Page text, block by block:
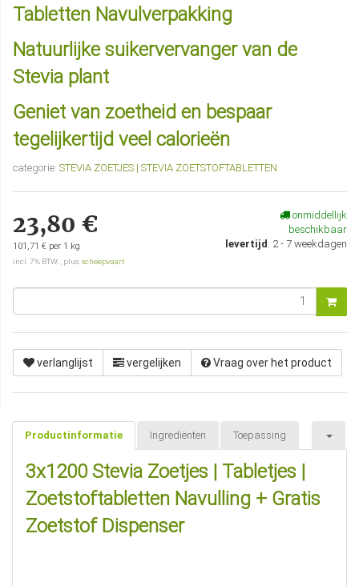
Tabletten Navulverpakking
Natuurlijke suikervervanger van de
Stevia plant
Geniet van zoetheid en bespaar
tegelijkertijd veel calorieën
categorie: STEVIA ZOETJES | STEVIA ZOETSTOFTABLETTEN
23,80 €
101,71 € per 1 kg
incl. 7% BTW. , plus.scheepvaart
onmiddellijk
beschikbaar
levertijd : 2 - 7 weekdagen
verlanglijst vergelijken Vraag over het product
Productinformatie Ingrediënten Toepassing
3x1200 Stevia Zoetjes | Tabletjes |
Zoetstoftabletten Navulling + Gratis
Zoetstof Dispenser